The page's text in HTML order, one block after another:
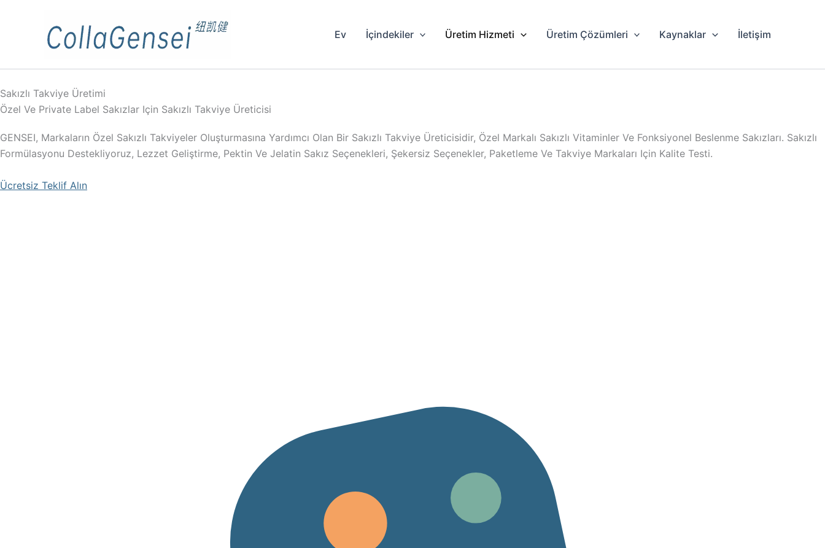
Ev İçindekiler Üretim Hizmeti Üretim Çözümleri Kaynaklar İletişim
Sakızlı Takviye Üretimi
Özel Ve Private Label Sakızlar Için Sakızlı Takviye Üreticisi
GENSEI, Markaların Özel Sakızlı Takviyeler Oluşturmasına Yardımcı Olan Bir Sakızlı Takviye Üreticisidir, Özel Markalı Sakızlı Vitaminler Ve Fonksiyonel Beslenme Sakızları. Sakızlı
Formülasyonu Destekliyoruz, Lezzet Geliştirme, Pektin Ve Jelatin Sakız Seçenekleri, Şekersiz Seçenekler, Paketleme Ve Takviye Markaları Için Kalite Testi.
Ücretsiz Teklif Alın